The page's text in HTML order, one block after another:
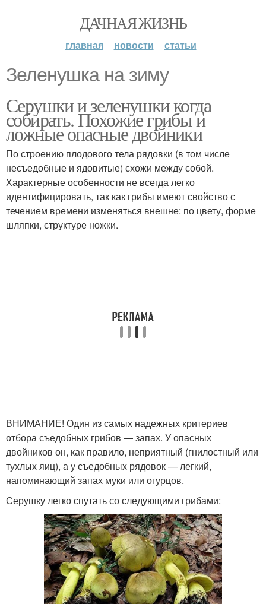
ДАЧНАЯ ЖИЗНЬ
главная новости статьи
Зеленушка на зиму
Серушки и зеленушки когда
собирать. Похожие грибы и
ложные опасные двойники
По строению плодового тела рядовки (в том числе
несъедобные и ядовитые) схожи между собой.
Характерные особенности не всегда легко
идентифицировать, так как грибы имеют свойство с
течением времени изменяться внешне: по цвету, форме
шляпки, структуре ножки.
ВНИМАНИЕ! Один из самых надежных критериев
отбора съедобных грибов — запах. У опасных
двойников он, как правило, неприятный (гнилостный или
тухлых яиц), а у съедобных рядовок — легкий,
напоминающий запах муки или огурцов.
Серушку легко спутать со следующими грибами: